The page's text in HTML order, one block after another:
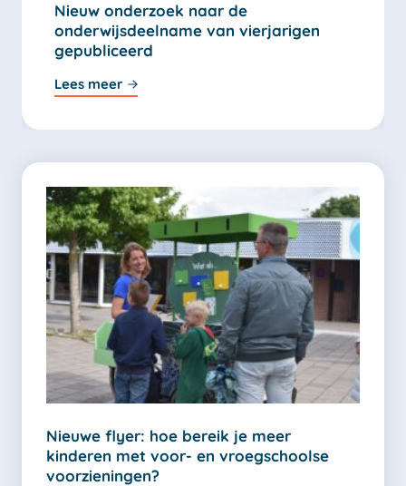
Nieuw onderzoek naar de
onderwijsdeelname van vierjarigen
gepubliceerd
Lees meer
Nieuwe flyer: hoe bereik je meer
kinderen met voor- en vroegschoolse
voorzieningen?